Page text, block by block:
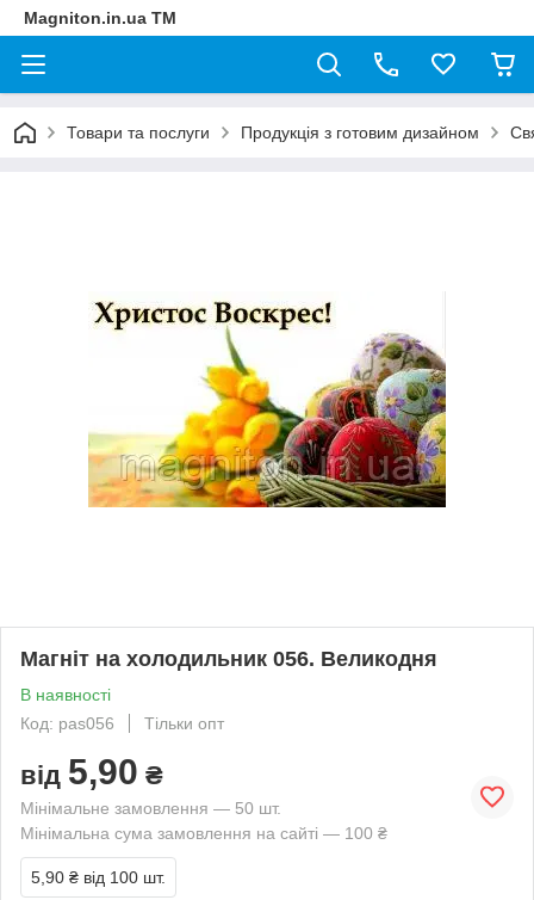
Magniton.in.ua ТМ
Товари та послуги Продукція з готовим дизайном
Магніт на холодильник 056. Великодня
В наявності
Код: pas056
Тільки опт
від 5,90 ₴
Мінімальне замовлення — 50 шт.
Мінімальна сума замовлення на сайті — 100 ₴
5,90 ₴ від 100 шт.